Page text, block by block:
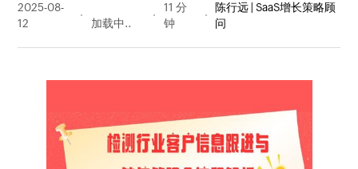
2025-08-
12
量
11 分
钟
陈行远 | SaaS增长策略顾
问